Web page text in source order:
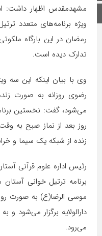
اینستاگرام
مشهدمقدس اظهار داشت:
ویژه‌ برنامه‌های متعدد‌
رمضان در این بارگاه
تدارک دیده است.
وی با بیان اینکه این سه
رضوی روزانه به صورت
می‌شود، گفت: نخستین
روز بعد از نماز صبح به
زنده از شبکه یک سیما و
رئیس اداره علوم قرآنی
برنامه ترتیل خوانی
دارالولایه برگزار می‌شود
می‌رود.